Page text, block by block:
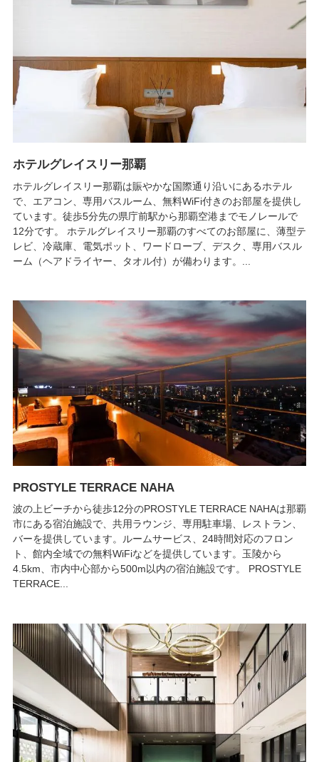
ホテルグレイスリー那覇
ホテルグレイスリー那覇は賑やかな国際通り沿いにあるホテル
で、エアコン、専用バスルーム、無料WiFi付きのお部屋を提供し
ています。徒歩5分先の県庁前駅から那覇空港までモノレールで
12分です。 ホテルグレイスリー那覇のすべてのお部屋に、薄型テ
レビ、冷蔵庫、電気ポット、ワードローブ、デスク、専用バスル
ーム（ヘアドライヤー、タオル付）が備わります。...
PROSTYLE TERRACE NAHA
波の上ビーチから徒歩12分のPROSTYLE TERRACE NAHAは那覇
市にある宿泊施設で、共用ラウンジ、専用駐車場、レストラン、
バーを提供しています。ルームサービス、24時間対応のフロン
ト、館内全域での無料WiFiなどを提供しています。玉陵から
4.5km、市内中心部から500m以内の宿泊施設です。 PROSTYLE
TERRACE...